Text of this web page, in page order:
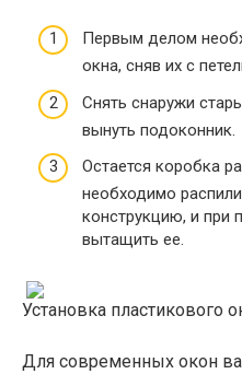
Первым делом
окна, сняв их с
Снять снаружи
вынуть подоконник.
Остается коробка
необходимо
конструкцию, и при
вытащить ее.
Установка пластикового
Для современных окон